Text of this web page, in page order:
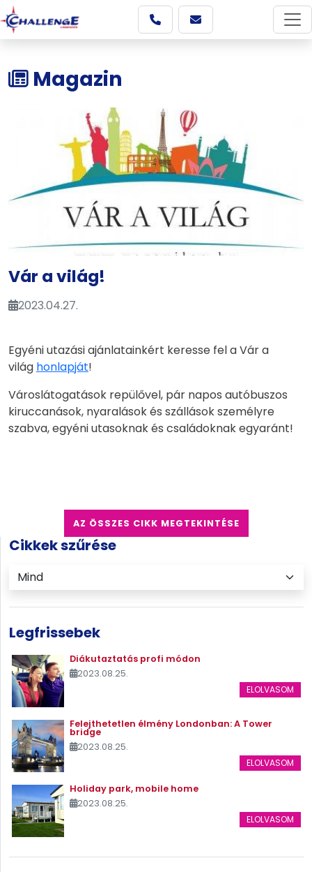
Magazin
Vár a világ!
2023.04.27.
Egyéni utazási ajánlatainkért keresse fel a Vár a
világ honlapját!
Városlátogatások repülővel, pár napos autóbuszos
kiruccanások, nyaralások és szállások személyre
szabva, egyéni utasoknak és családoknak egyaránt!
AZ ÖSSZES CIKK MEGTEKINTÉSE
Cikkek szűrése
Legfrissebek
Diákutaztatás profi módon
2023.08.25.
ELOLVASOM
Felejthetetlen élmény Londonban: A Tower
bridge
2023.08.25.
ELOLVASOM
Holiday park, mobile home
2023.08.25.
ELOLVASOM